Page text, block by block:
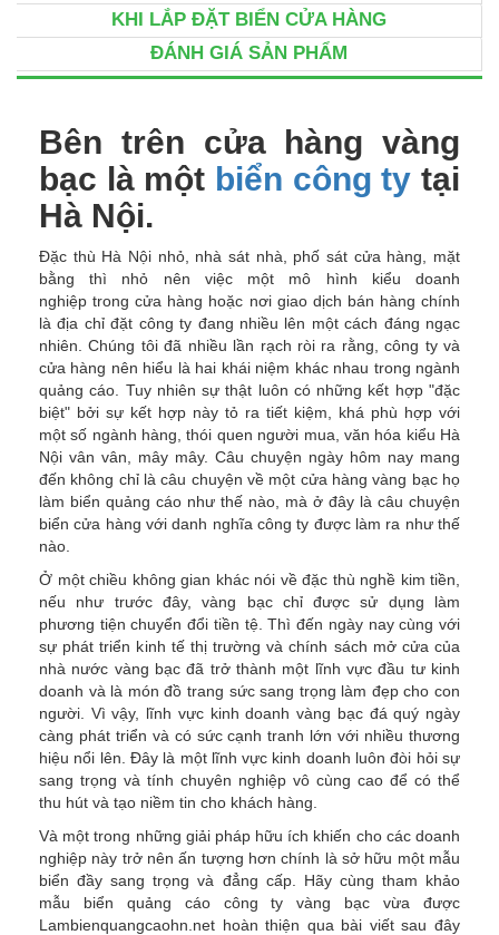
KHI LẮP ĐẶT BIỂN CỬA HÀNG
ĐÁNH GIÁ SẢN PHẨM
Bên trên cửa hàng vàng
bạc là một biển công ty tại
Hà Nội.
Đặc thù Hà Nội nhỏ, nhà sát nhà, phố sát cửa hàng, mặt
bằng thì nhỏ nên việc một mô hình kiểu doanh
nghiệp trong cửa hàng hoặc nơi giao dịch bán hàng chính
là địa chỉ đặt công ty đang nhiều lên một cách đáng ngạc
nhiên. Chúng tôi đã nhiều lần rạch ròi ra rằng, công ty và
cửa hàng nên hiểu là hai khái niệm khác nhau trong ngành
quảng cáo. Tuy nhiên sự thật luôn có những kết hợp "đặc
biệt" bởi sự kết hợp này tỏ ra tiết kiệm, khá phù hợp với
một số ngành hàng, thói quen người mua, văn hóa kiểu Hà
Nội vân vân, mây mây. Câu chuyện ngày hôm nay mang
đến không chỉ là câu chuyện về một cửa hàng vàng bạc họ
làm biển quảng cáo như thế nào, mà ở đây là câu chuyện
biển cửa hàng với danh nghĩa công ty được làm ra như thế
nào.
Ở một chiều không gian khác nói về đặc thù nghề kim tiền,
nếu như trước đây, vàng bạc chỉ được sử dụng làm
phương tiện chuyển đổi tiền tệ. Thì đến ngày nay cùng với
sự phát triển kinh tế thị trường và chính sách mở cửa của
nhà nước vàng bạc đã trở thành một lĩnh vực đầu tư kinh
doanh và là món đồ trang sức sang trọng làm đẹp cho con
người. Vì vậy, lĩnh vực kinh doanh vàng bạc đá quý ngày
càng phát triển và có sức cạnh tranh lớn với nhiều thương
hiệu nổi lên. Đây là một lĩnh vực kinh doanh luôn đòi hỏi sự
sang trọng và tính chuyên nghiệp vô cùng cao để có thể
thu hút và tạo niềm tin cho khách hàng.
Và một trong những giải pháp hữu ích khiến cho các doanh
nghiệp này trở nên ấn tượng hơn chính là sở hữu một mẫu
biển đầy sang trọng và đẳng cấp. Hãy cùng tham khảo
mẫu biển quảng cáo công ty vàng bạc vừa được
Lambienquangcaohn.net hoàn thiện qua bài viết sau đây